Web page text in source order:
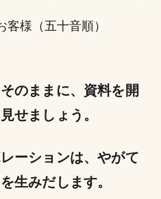
様（五十音順）
のままに、資料を開
せましょう。
ーションは、やがて
生みだします。